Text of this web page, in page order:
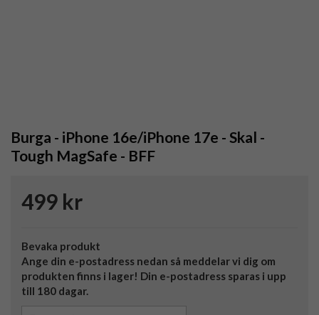
Burga - iPhone 16e/iPhone 17e - Skal -
Tough MagSafe - BFF
499 kr
Bevaka produkt
Ange din e-postadress nedan så meddelar vi dig om
produkten finns i lager! Din e-postadress sparas i upp
till 180 dagar.